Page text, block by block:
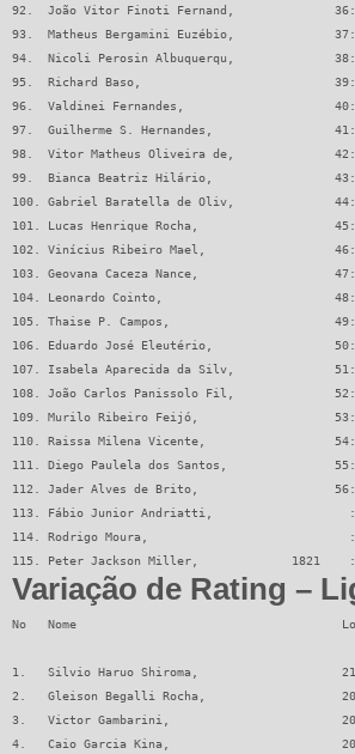
92.  João Vitor Finoti Fernand,
93.  Matheus Bergamini Euzébio,
94.  Nicoli Perosin Albuquerqu,
95.  Richard Baso,                           39:0
96.  Valdinei Fernandes,
97.  Guilherme S. Hernandes,
98.  Vitor Matheus Oliveira de,
99.  Bianca Beatriz Hilário,                 43:1
100. Gabriel Baratella de Oliv,
101. Lucas Henrique Rocha,
102. Vinícius Ribeiro Mael,
103. Geovana Caceza Nance,
104. Leonardo Cointo,
105. Thaise P. Campos,
106. Eduardo José Eleutério,
107. Isabela Aparecida da Silv,
108. João Carlos Panissolo Fil,
109. Murilo Ribeiro Feijó,                   53:0
110. Raissa Milena Vicente,
111. Diego Paulela dos Santos,
112. Jader Alves de Brito,
113. Fábio Junior Andriatti,                   :1
114. Rodrigo Moura,                            :
115. Peter Jackson Miller,             1821
Variação de Rating –
No   Nome                                     Loc
1.   Silvio Haruo Shiroma,
2.   Gleison Begalli Rocha,
3.   Victor Gambarini,                        2068
4.   Caio Garcia Kina,                        2070